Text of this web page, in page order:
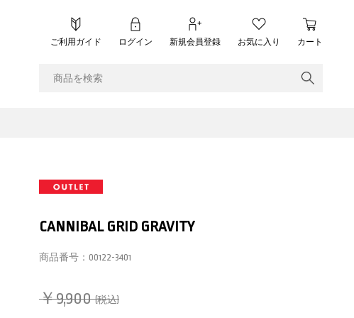
ご利用ガイド ログイン 新規会員登録 お気に入り カート
CANNIBAL GRID GRAVITY
商品番号： 00122-3401
￥9,900 (税込)